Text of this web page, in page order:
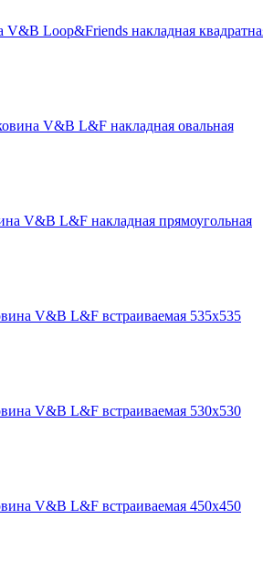
V&B Loop&Friends накладная
V&B L&F накладная овальная
V&B L&F накладная прямоугольная
V&B L&F встраиваемая 535х535
V&B L&F встраиваемая 530х530
V&B L&F встраиваемая 450х450